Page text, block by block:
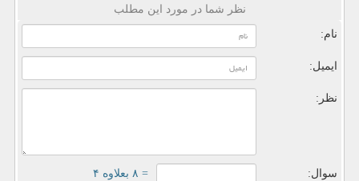
نظر شما در مورد این مطلب
نام:
ایمیل:
نظر:
سوال: = ۸ بعلاوه ۴